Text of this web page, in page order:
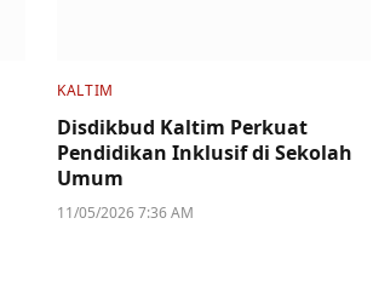
KALTIM
Disdikbud Kaltim Perkuat
Pendidikan Inklusif di Sekolah
Umum
11/05/2026 7:36 AM